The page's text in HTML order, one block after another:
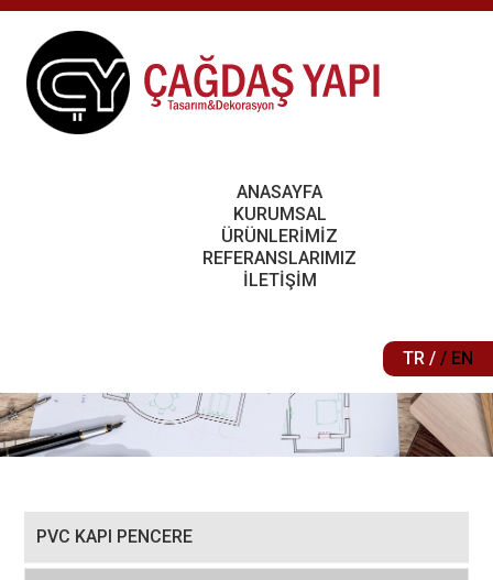
ANASAYFA
KURUMSAL
ÜRÜNLERİMİZ
REFERANSLARIMIZ
İLETİŞİM
TR / / EN
PVC KAPI PENCERE